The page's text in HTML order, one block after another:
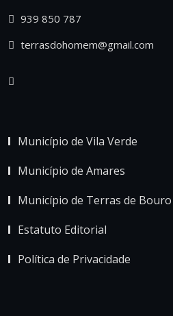
939 850 787
terrasdohomem@gmail.com
Município de Vila Verde
Município de Amares
Município de Terras de Bouro
Estatuto Editorial
Política de Privacidade